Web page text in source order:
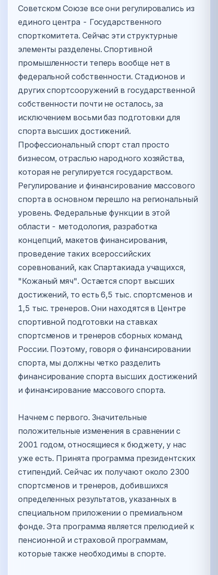
Советском Союзе все они регулировались из
единого центра - Государственного
спорткомитета. Сейчас эти структурные
элементы разделены. Спортивной
промышленности теперь вообще нет в
федеральной собственности. Стадионов и
других спортсооружений в государственной
собственности почти не осталось, за
исключением восьми баз подготовки для
спорта высших достижений.
Профессиональный спорт стал просто
бизнесом, отраслью народного хозяйства,
которая не регулируется государством.
Регулирование и финансирование массового
спорта в основном перешло на региональный
уровень. Федеральные функции в этой
области - методология, разработка
концепций, макетов финансирования,
проведение таких всероссийских
соревнований, как Спартакиада учащихся,
"Кожаный мяч". Остается спорт высших
достижений, то есть 6,5 тыс. спортсменов и
1,5 тыс. тренеров. Они находятся в Центре
спортивной подготовки на ставках
спортсменов и тренеров сборных команд
России. Поэтому, говоря о финансировании
спорта, мы должны четко разделить
финансирование спорта высших достижений
и финансирование массового спорта.
Начнем с первого. Значительные
положительные изменения в сравнении с
2001 годом, относящиеся к бюджету, у нас
уже есть. Принята программа президентских
стипендий. Сейчас их получают около 2300
спортсменов и тренеров, добившихся
определенных результатов, указанных в
специальном приложении о премиальном
фонде. Эта программа является прелюдией к
пенсионной и страховой программам,
которые также необходимы в спорте.